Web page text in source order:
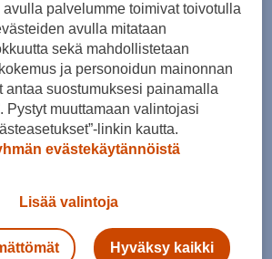
palvelumme toimivat toivotulla
avulla mitataan
sekä mahdollistetaan
ja personoidun mainonnan
antaa suostumuksesi painamalla
Pystyt muuttamaan valintojasi
linkin kautta.
evästekäytännöistä
Lisää valintoja
Hyväksy kaikki